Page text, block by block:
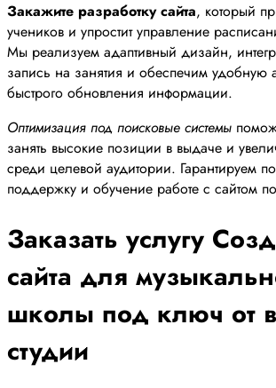
Закажите разработку сайта, который
учеников и упростит управление
Мы реализуем адаптивный дизайн,
запись на занятия и обеспечим удобную
быстрого обновления информации.
Оптимизация под поисковые системы
занять высокие позиции в выдаче и
среди целевой аудитории. Гарантируем
поддержку и обучение работе с сайтом
Заказать услугу
сайта для
школы под ключ от
студии